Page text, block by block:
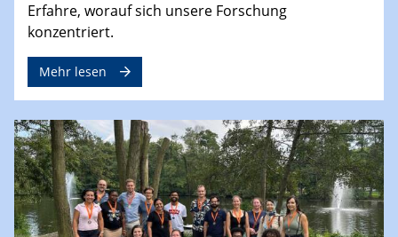
Erfahre, worauf sich unsere Forschung
konzentriert.
Mehr lesen